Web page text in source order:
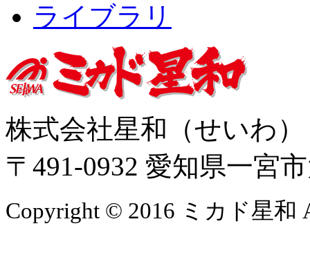
ライブラリ
株式会社星和（せいわ
〒491-0932 愛知県一宮
Copyright © 2016 ミカド星和